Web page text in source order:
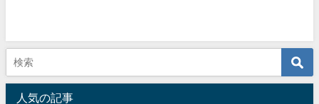
人気の記事